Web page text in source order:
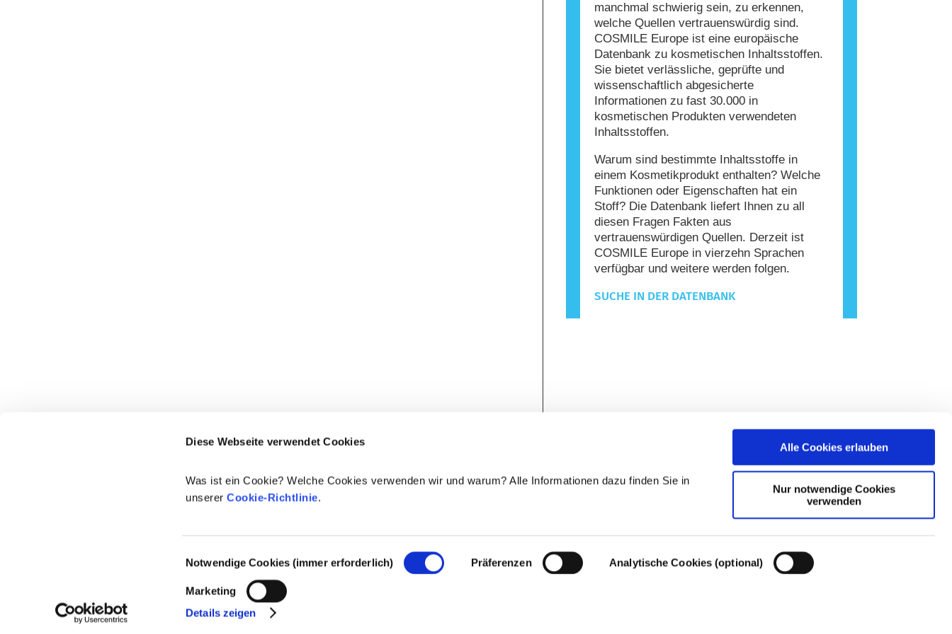
Diese Webseite verwendet Cookies
Was ist ein Cookie? Welche Cookies verwenden wir und warum? Alle Informationen dazu finden Sie in
unsererCookie-Richtlinie.
Notwendige Cookies (immer erforderlich) Präferenzen Analytische Cookies (optional)
Marketing
Details zeigen
Alle Cookies erlauben
Nur notwendige Cookies
verwenden
manchmal schwierig sein, zu erkennen,
welche Quellen vertrauenswürdig sind.
COSMILE Europe ist eine europäische
Datenbank zu kosmetischen Inhaltsstoffen.
Sie bietet verlässliche, geprüfte und
wissenschaftlich abgesicherte
Informationen zu fast 30.000 in
kosmetischen Produkten verwendeten
Inhaltsstoffen.
Warum sind bestimmte Inhaltsstoffe in
einem Kosmetikprodukt enthalten? Welche
Funktionen oder Eigenschaften hat ein
Stoff? Die Datenbank liefert Ihnen zu all
diesen Fragen Fakten aus
vertrauenswürdigen Quellen. Derzeit ist
COSMILE Europe in vierzehn Sprachen
verfügbar und weitere werden folgen.
SUCHE IN DER DATENBANK
© 2021-2026 - Cosmetics Europe Rechtlicher Hinweis Cookie-Einstellungen – Cookie-Richtlinie